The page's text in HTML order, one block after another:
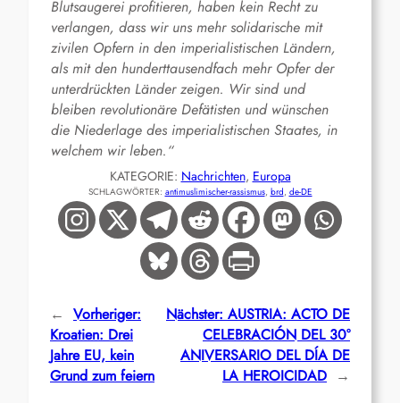
Blutsaugerei profitieren, haben kein Recht zu
verlangen, dass wir uns mehr solidarische mit
zivilen Opfern in den imperialistischen Ländern,
als mit den hunderttausendfach mehr Opfer der
unterdrückten Länder zeigen. Wir sind und
bleiben revolutionäre Defätisten und wünschen
die Niederlage des imperialistischen Staates, in
welchem wir leben.“
KATEGORIE: Nachrichten, Europa
SCHLAGWÖRTER: antimuslimischer-rassismus, brd, de-DE
← Vorheriger:
Kroatien: Drei
Jahre EU, kein
Grund zum feiern
Nächster: AUSTRIA: ACTO DE
CELEBRACIÓN DEL 30°
ANIVERSARIO DEL DÍA DE
LA HEROICIDAD →